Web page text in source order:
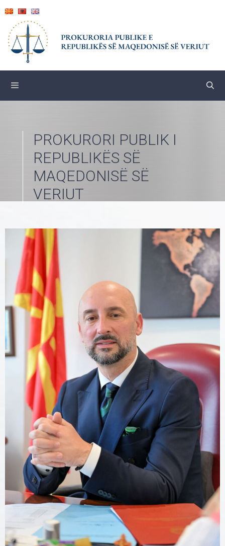
content
PROKURORI PUBLIK I
REPUBLIKËS SË
MAQEDONISË SË
VERIUT